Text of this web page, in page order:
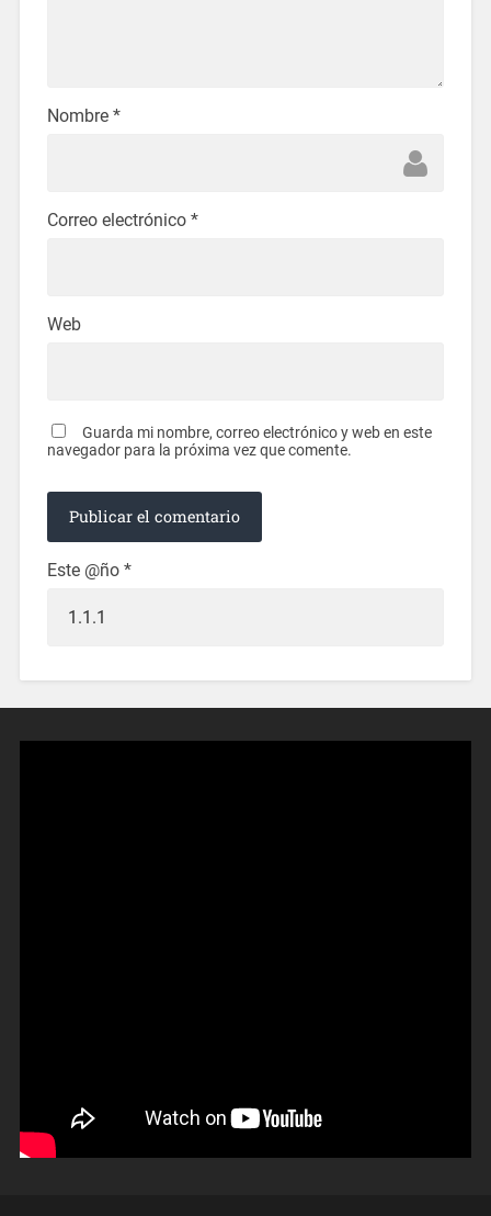
Nombre *
Correo electrónico *
Web
Guarda mi nombre, correo electrónico y web en este
navegador para la próxima vez que comente.
Este @ño *